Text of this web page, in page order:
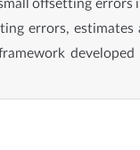
offsetting errors
errors,